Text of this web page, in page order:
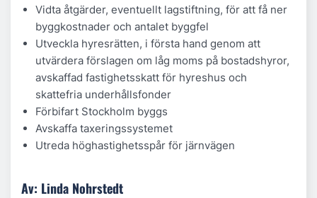
Vidta åtgärder, eventuellt lagstiftning, för att få ner
byggkostnader och antalet byggfel
Utveckla hyresrätten, i första hand genom att
utvärdera förslagen om låg moms på bostadshyror,
avskaffad fastighetsskatt för hyreshus och
skattefria underhållsfonder
Förbifart Stockholm byggs
Avskaffa taxeringssystemet
Utreda höghastighetsspår för järnvägen
Av: Linda Nohrstedt